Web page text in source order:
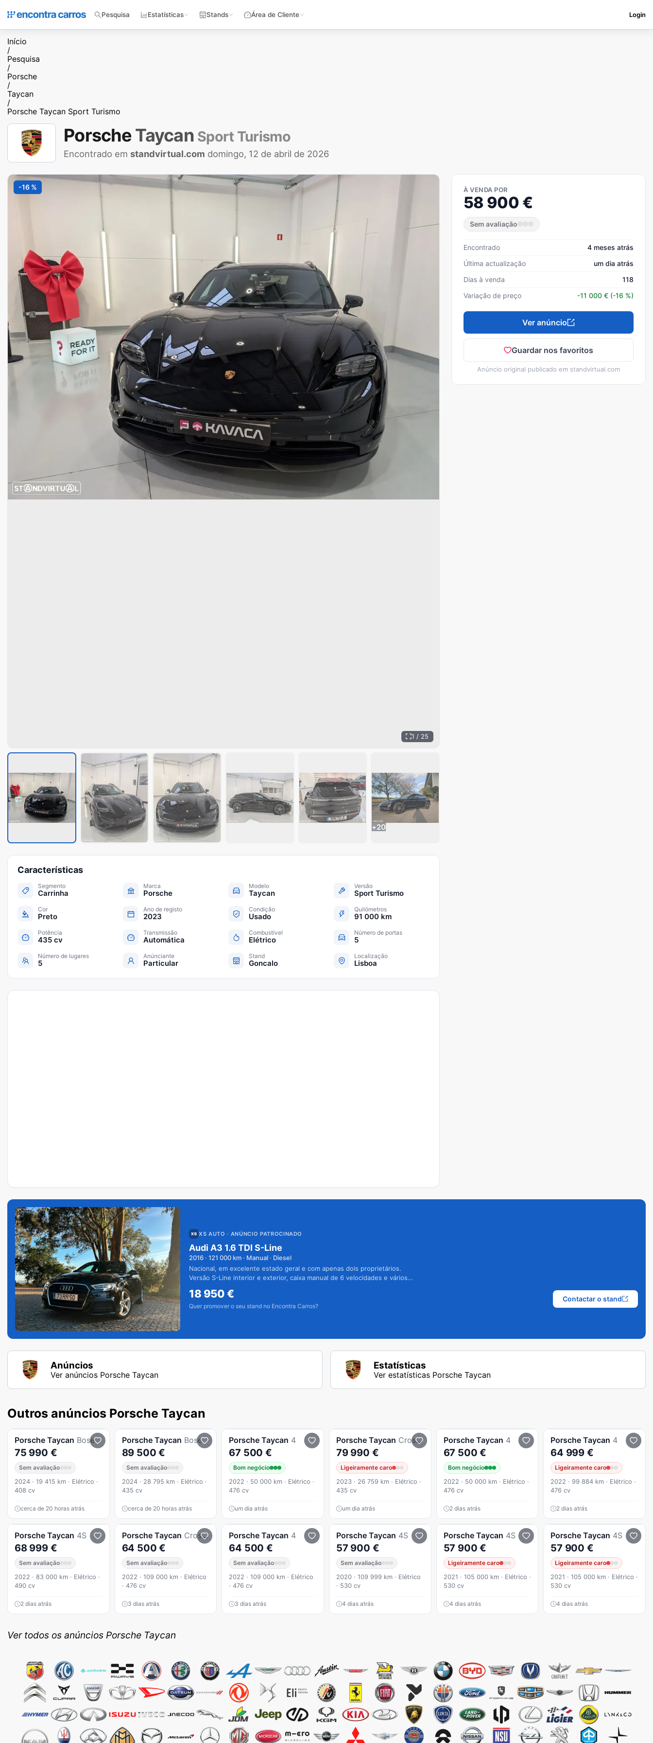
Pesquisa Estatísticas Stands Área de Cliente Login
Início
/
Pesquisa
/
Porsche
/
Taycan
/
Porsche Taycan Sport Turismo
PorscheTaycan Sport Turismo
Encontrado em standvirtual.com domingo, 12 de abril de 2026
-16 %
1 / 25
+20
À VENDA POR
58 900 €
Sem avaliação
Encontrado
4 meses atrás
Última actualização
um dia atrás
Dias à venda
118
Variação de preço
-11 000 € (-16 %)
Ver anúncio
Guardar nos favoritos
Anúncio original publicado em standvirtual.com
Características
Segmento
Carrinha
Marca
Porsche
Modelo
Taycan
Versão
Sport Turismo
Cor
Preto
Ano de registo
2023
Condição
Usado
Quilómetros
91 000 km
Potência
435 cv
Transmissão
Automática
Combustível
Elétrico
Número de portas
5
Número de lugares
5
Anúnciante
Particular
Stand
Goncalo
Localização
Lisboa
XS AUTO · ANÚNCIO PATROCINADO
Audi A3 1.6 TDI S-Line
2016 · 121 000 km · Manual · Diesel
Nacional, em excelente estado geral e com apenas dois proprietários.
Versão S-Line interior e exterior, caixa manual de 6 velocidades e vários
18 950€
Quer promover o seu stand no Encontra Carros?
Contactar o stand
Anúncios
Ver anúncios Porsche Taycan
Estatísticas
Ver estatísticas Porsche Taycan
Outros anúncios Porsche Taycan
Porsche Taycan Bose
75 990 €
Sem avaliação
2024 · 19 415 km · Elétrico ·
408 cv
cerca de 20 horas atrás
Porsche Taycan Bose
89 500 €
Sem avaliação
2024 · 28 795 km · Elétrico ·
435 cv
cerca de 20 horas atrás
Porsche Taycan 4
67 500 €
Bom negócio
2022 · 50 000 km · Elétrico ·
476 cv
um dia atrás
Porsche Taycan Cross Turismo
79 990 €
Ligeiramente caro
2023 · 26 759 km · Elétrico ·
435 cv
um dia atrás
Porsche Taycan 4
67 500 €
Bom negócio
2022 · 50 000 km · Elétrico ·
476 cv
2 dias atrás
Porsche Taycan 4
64 999 €
Ligeiramente caro
2022 · 99 884 km · Elétrico ·
476 cv
2 dias atrás
Porsche Taycan 4S
68 999 €
Sem avaliação
2022 · 83 000 km · Elétrico ·
490 cv
2 dias atrás
Porsche Taycan Cross Turismo
64 500 €
Sem avaliação
2022 · 109 000 km · Elétrico
· 476 cv
3 dias atrás
Porsche Taycan 4
64 500 €
Sem avaliação
2022 · 109 000 km · Elétrico
· 476 cv
3 dias atrás
Porsche Taycan 4S
57 900 €
Sem avaliação
2020 · 109 999 km · Elétrico
· 530 cv
4 dias atrás
Porsche Taycan 4S
57 900 €
Ligeiramente caro
2021 · 105 000 km · Elétrico ·
530 cv
4 dias atrás
Porsche Taycan 4S
57 900 €
Ligeiramente caro
2021 · 105 000 km · Elétrico ·
530 cv
4 dias atrás
Ver todos os anúncios Porsche Taycan